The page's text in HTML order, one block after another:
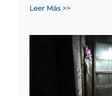
Leer Más >>